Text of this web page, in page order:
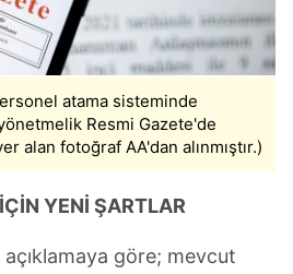
atama sisteminde
Resmi Gazete'de
alan fotoğraf AA'dan alınmıştır.)
YENİ ŞARTLAR
açıklamaya göre; mevcut